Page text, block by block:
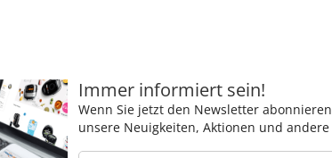
Immer informiert sein!
Wenn Sie jetzt den Newsletter
unsere Neuigkeiten, Aktionen und andere